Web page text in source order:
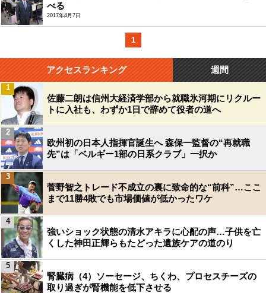
べる
2017年4月7日
1
アクセスランキング 週間
佐藤二朗は信州大経済学部から就職氷河期にリクルー
トに入社も、わずか1日で辞めて役者の道へ
1
欧州初の日本人指揮官誕生へ 森保一監督の“再就職
先”は「ベルギー1部の日系クラブ」一択か
2
菅野智之トレード不成立の裏に致命的な“前科”…ここ
まで11勝4敗でも市場価値が低かったワケ
3
強いショック状態の清水アキラに心配の声…子供を亡
くした神田正輝らもたどった遺族ケアの道のり
4
腎臓病（4）ソーセージ、ちくわ、プロセスチーズの
取り過ぎが腎機能を低下させる
5